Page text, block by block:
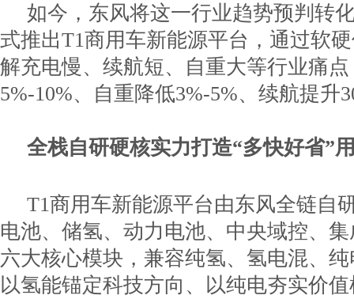
如今，东风将这一行业趋势预判转
式推出T1商用车新能源平台，通过软
解充电慢、续航短、自重大等行业痛
5%-10%、自重降低3%-5%、续航提升
全栈自研硬核实力打造“多快好省”
T1商用车新能源平台由东风全链自
电池、储氢、动力电池、中央域控、
六大核心模块，兼容纯氢、氢电混、
以氢能锚定科技方向、以纯电夯实价